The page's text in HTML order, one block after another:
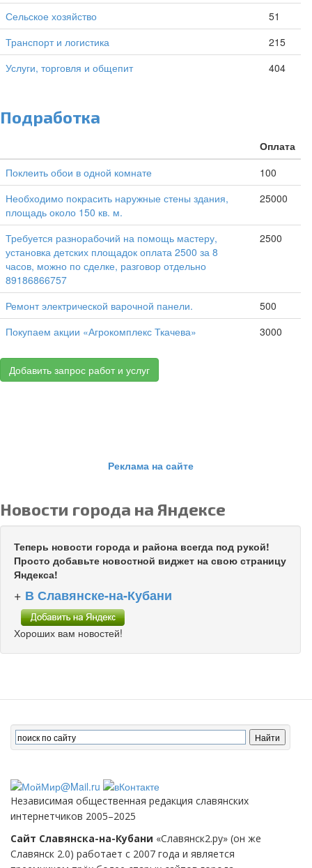
Сельское хозяйство
51
Транспорт и логистика
215
Услуги, торговля и общепит
404
Подработка
Оплата
Поклеить обои в одной комнате
100
Необходимо покрасить наружные стены здания,
площадь около 150 кв. м.
25000
Требуется разнорабочий на помощь мастеру,
установка детских площадок оплата 2500 за 8
часов, можно по сделке, разговор отдельно
89186866757
2500
Ремонт электрической варочной панели.
500
Покупаем акции «Агрокомплекс Ткачева»
3000
Добавить запрос работ и услуг
Реклама на сайте
Новости города на Яндексе
Теперь новости города и района всегда под рукой!
Просто добавьте новостной виджет на свою страницу
Яндекса!
+ В Славянске-на-Кубани
Хороших вам новостей!
Независимая общественная редакция славянских
интернетчиков 2005–2025
Сайт Славянска-на-Кубани «Славянск2.ру» (он же
Славянск 2.0) работает с 2007 года и является